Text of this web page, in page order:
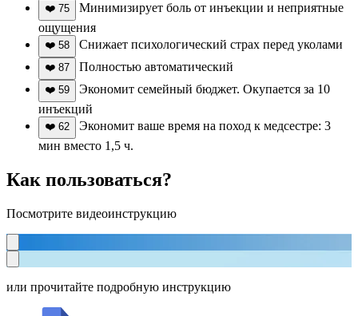
❤️ 75
Минимизирует боль от инъекции и неприятные
ощущения
❤️ 58 Снижает психологический страх перед уколами
❤️ 87 Полностью автоматический
❤️ 59
Экономит семейный бюджет. Окупается за 10
инъекций
❤️ 62
Экономит ваше время на поход к медсестре: 3
мин вместо 1,5 ч.
Как пользоваться?
Посмотрите видеоинструкцию
или прочитайте подробную инструкцию